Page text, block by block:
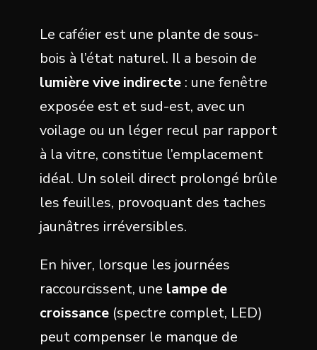
Le caféier est une plante de sous-
bois à l’état naturel. Il a besoin de
lumière vive indirecte : une fenêtre
exposée est et sud-est, avec un
voilage ou un léger recul par rapport
à la vitre, constitue l’emplacement
idéal. Un soleil direct prolongé brûle
les feuilles, provoquant des taches
jaunâtres irréversibles.
En hiver, lorsque les journées
raccourcissent, une lampe de
croissance (spectre complet, LED)
peut compenser le manque de